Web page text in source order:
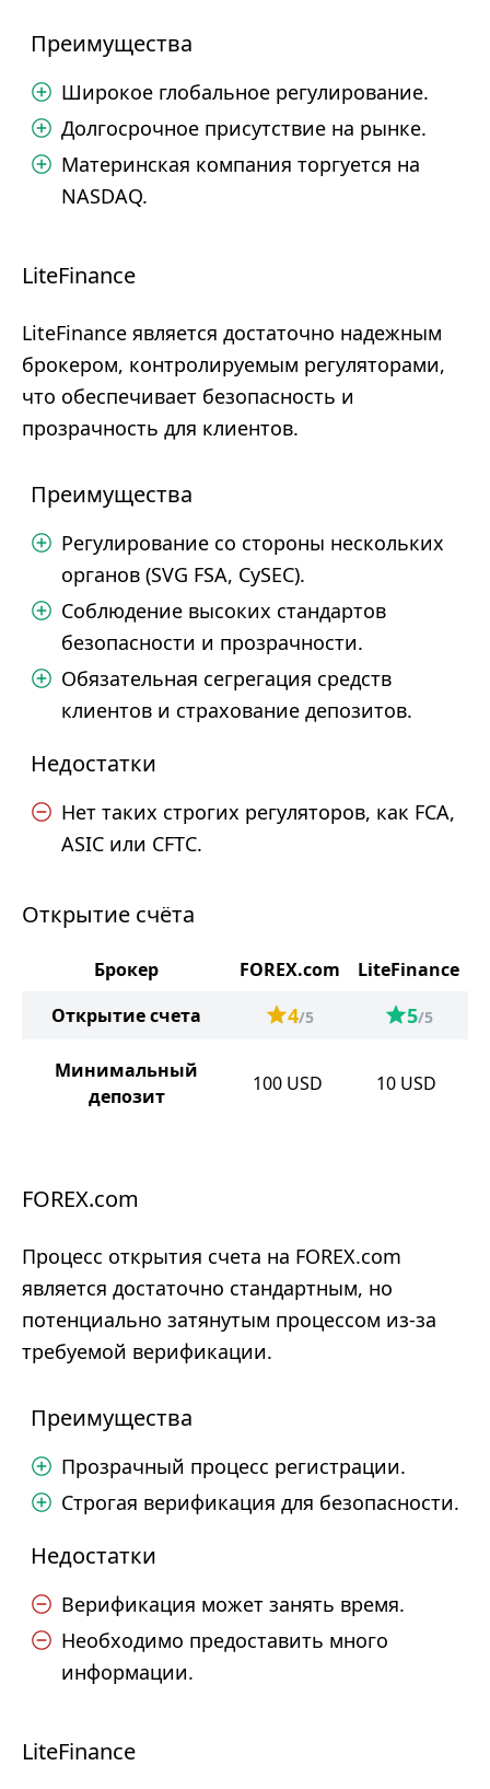
Преимущества
Широкое глобальное регулирование.
Долгосрочное присутствие на рынке.
Материнская компания торгуется на
NASDAQ.
LiteFinance
LiteFinance является достаточно надежным
брокером, контролируемым регуляторами,
что обеспечивает безопасность и
прозрачность для клиентов.
Преимущества
Регулирование со стороны нескольких
органов (SVG FSA, CySEC).
Соблюдение высоких стандартов
безопасности и прозрачности.
Обязательная сегрегация средств
клиентов и страхование депозитов.
Недостатки
Нет таких строгих регуляторов, как FCA,
ASIC или CFTC.
Открытие счёта
Брокер FOREX.com
LiteFinance
Открытие счета
4/5 5/5
Минимальный
депозит
100 USD 10 USD
FOREX.com
Процесс открытия счета на FOREX.com
является достаточно стандартным, но
потенциально затянутым процессом из-за
требуемой верификации.
Преимущества
Прозрачный процесс регистрации.
Строгая верификация для безопасности.
Недостатки
Верификация может занять время.
Необходимо предоставить много
информации.
LiteFinance